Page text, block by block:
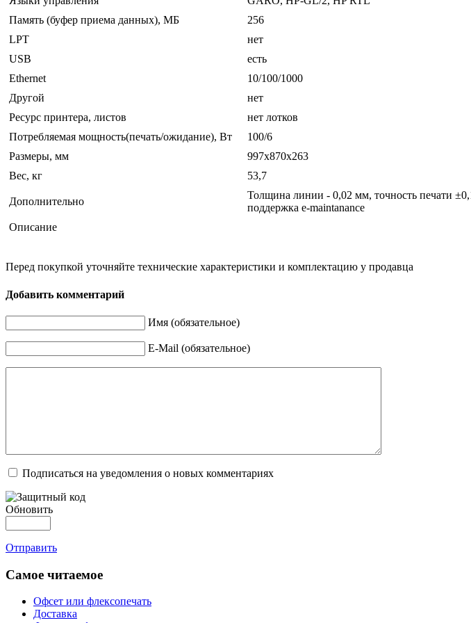
Память (буфер приема данных), MБ
256
LPT
нет
USB
есть
Ethernet
10/100/1000
Другой
нет
Ресурс принтера, листов
нет лотков
Потребляемая мощность(печать/ожидание), Вт
100/6
Размеры, мм
997x870x263
Вес, кг
53,7
Дополнительно
Толщина линии - 0,02 мм, точность печати
поддержка e-maintanance
Описание
Перед покупкой уточняйте технические характеристики и комплектацию у продавца
Добавить комментарий
Имя (обязательное)
E-Mail (обязательное)
Подписаться на уведомления о новых комментариях
Обновить
Отправить
Самое читаемое
Офсет или флексопечать
Доставка